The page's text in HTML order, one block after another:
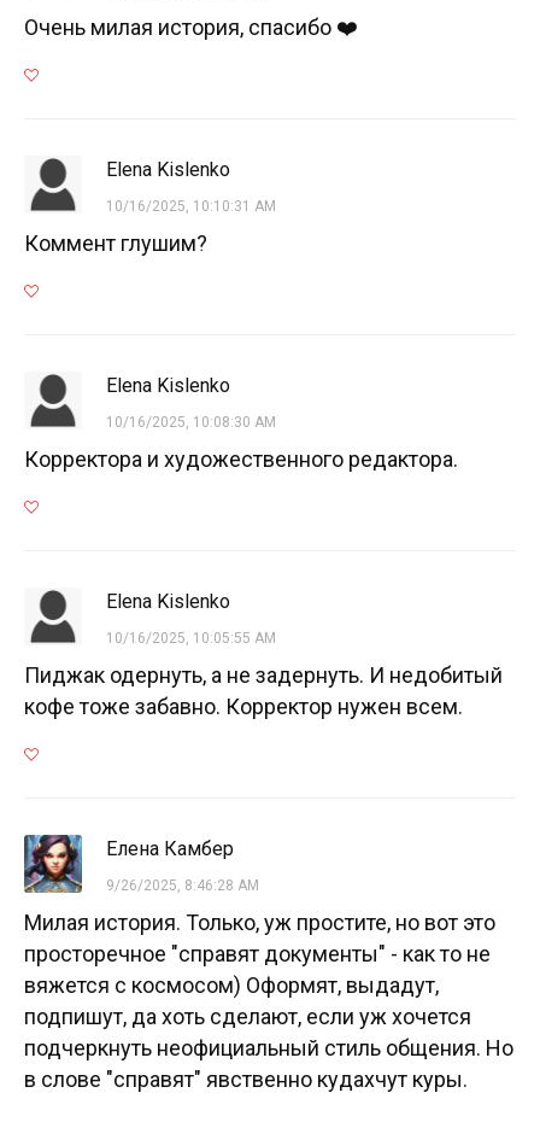
Очень милая история, спасибо ❤️
Elena Kislenko
10/16/2025, 10:10:31 AM
Коммент глушим?
Elena Kislenko
10/16/2025, 10:08:30 AM
Корректора и художественного редактора.
Elena Kislenko
10/16/2025, 10:05:55 AM
Пиджак одернуть, а не задернуть. И недобитый
кофе тоже забавно. Корректор нужен всем.
Елена Камбер
9/26/2025, 8:46:28 AM
Милая история. Только, уж простите, но вот это
просторечное "справят документы" - как то не
вяжется с космосом) Оформят, выдадут,
подпишут, да хоть сделают, если уж хочется
подчеркнуть неофициальный стиль общения. Но
в слове "справят" явственно кудахчут куры.